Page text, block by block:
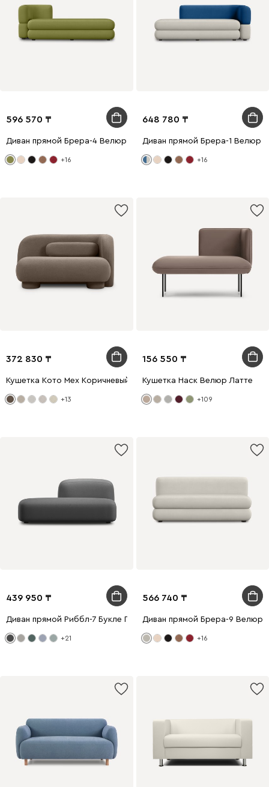
596 570
Диван прямой Брера-4 Велюр Оливковый
+16
648 780
Диван прямой Брера-1 Велюр
+16
372 830
Кушетка Кото Мех Коричневый
+13
156 550
Кушетка Наск Велюр Латте
+109
439 950
Диван прямой Риббл-7 Букле Графитовый
+21
566 740
Диван прямой Брера-9 Велюр
+16